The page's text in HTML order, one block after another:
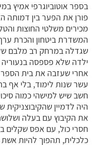
בספר אוטוביוגרפי אמיץ
פורן את הפער בין דמותה
מכירים משלטי החוצות
המשדרת ביטחון והכרת
שגדלה במרחק רב מלבם של
ילדה שלא פספסה
אחרי שעזבה את בית
עשר שנות לימוד, בלי אף
חשב שיש למישהי כמוה
היה לדמיין
את הקיבוץ עם בעלה
חסרי כול, עם אפס שקלים
כלכלית, תהפוך להיות